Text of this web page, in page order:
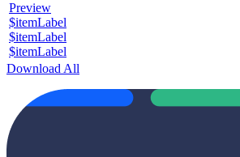
Preview
$itemLabel
$itemLabel
$itemLabel
Download All